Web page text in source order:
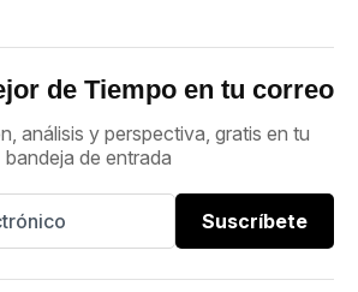
de Tiempo en tu correo
análisis y perspectiva, gratis en tu
bandeja de entrada
Suscríbete